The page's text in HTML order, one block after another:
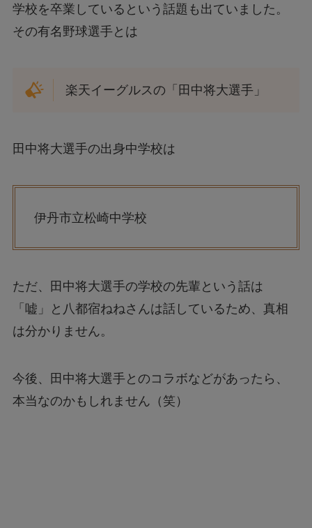
学校を卒業しているという話題も出ていました。
その有名野球選手とは
楽天イーグルスの「田中将大選手」
田中将大選手の出身中学校は
伊丹市立松崎中学校
ただ、田中将大選手の学校の先輩という話は
「嘘」と八都宿ねねさんは話しているため、真相
は分かりません。
今後、田中将大選手とのコラボなどがあったら、
本当なのかもしれません（笑）